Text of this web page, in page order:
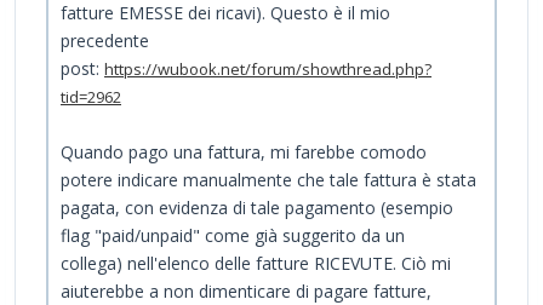
fatture EMESSE dei ricavi). Questo è il mio
precedente
post: https://wubook.net/forum/showthread.php?
tid=2962
Quando pago una fattura, mi farebbe comodo
potere indicare manualmente che tale fattura è stata
pagata, con evidenza di tale pagamento (esempio
flag "paid/unpaid" come già suggerito da un
collega) nell'elenco delle fatture RICEVUTE. Ciò mi
aiuterebbe a non dimenticare di pagare fatture,